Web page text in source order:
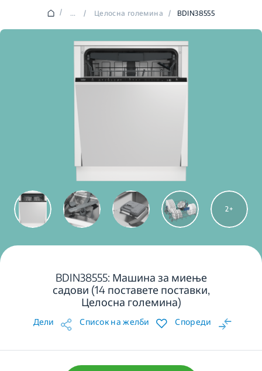
/ ... / Целосна големина / BDIN38555
2
BDIN38555: Машина за миење
садови (14 поставете поставки,
Целосна големина)
Дели Список на желби Спореди